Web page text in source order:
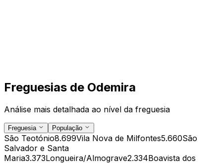
Freguesias de Odemira
Análise mais detalhada ao nível da freguesia
Freguesia População
São Teotónio8.699Vila Nova de Milfontes5.660São
Salvador e Santa
Maria3.373Longueira/Almograve2.334Boavista dos